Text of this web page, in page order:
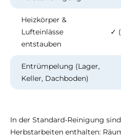
Heizkörper &
Lufteinlässe
entstauben
✓
Entrümpelung (Lager,
Keller, Dachboden)
In der Standard-Reinigung
Herbstarbeiten enthalten: